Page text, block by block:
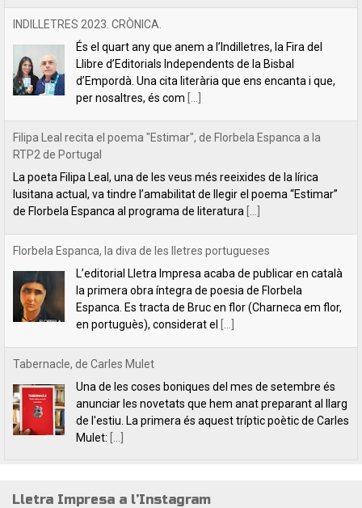
Filipa Leal recita el poema "Estimar", de Florbela Espanca a la
RTP2 de Portugal
La poeta Filipa Leal, una de les veus més reeixides de la lírica
lusitana actual, va tindre l’amabilitat de llegir el poema “Estimar”
de Florbela Espanca al programa de literatura[...]
Florbela Espanca, la diva de les lletres portugueses
L’editorial Lletra Impresa acaba de publicar en català
la primera obra íntegra de poesia de Florbela
Espanca. Es tracta de Bruc en flor (Charneca em flor,
en portuguès), considerat el[...]
Tabernacle, de Carles Mulet
Una de les coses boniques del mes de setembre és
anunciar les novetats que hem anat preparant al llarg
de l'estiu. La primera és aquest tríptic poètic de Carles
Mulet:[...]
Lletra Impresa aposta per la poesia en clau feminista amb motiu
del 8 de Març
L’editorial Lletra Impresa Edicions acaba de publicar
dos títols de poesia que aposten, clarament i sense
fissures, per autores feministes. D’una banda, han
tret a la llum editorial el poemari
Lletra Impresa a l’Instagram